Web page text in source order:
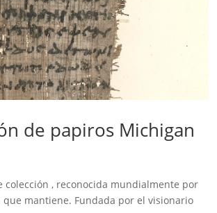
de papiros Michigan
, reconocida mundialmente por
mantiene. Fundada por el visionario